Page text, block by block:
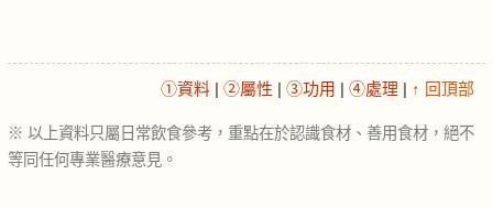
①資料 | ②屬性 | ③功用 | ④處理 | ↑ 回頂部
※ 以上資料只屬日常飲食參考，重點在於認識食材、善用食材，絕不
等同任何專業醫療意見。